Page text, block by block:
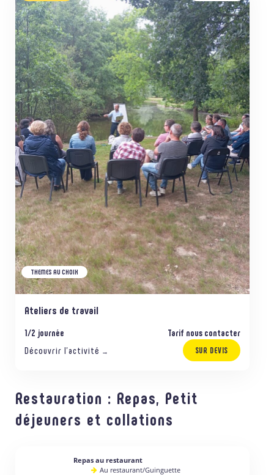
THEMES AU CHOIX
Ateliers de travail
1/2 journée
Tarif nous contacter
Découvrir l’activité → SUR DEVIS
Restauration : Repas, Petit
déjeuners et collations
Repas au restaurant
Au restaurant/Guinguette